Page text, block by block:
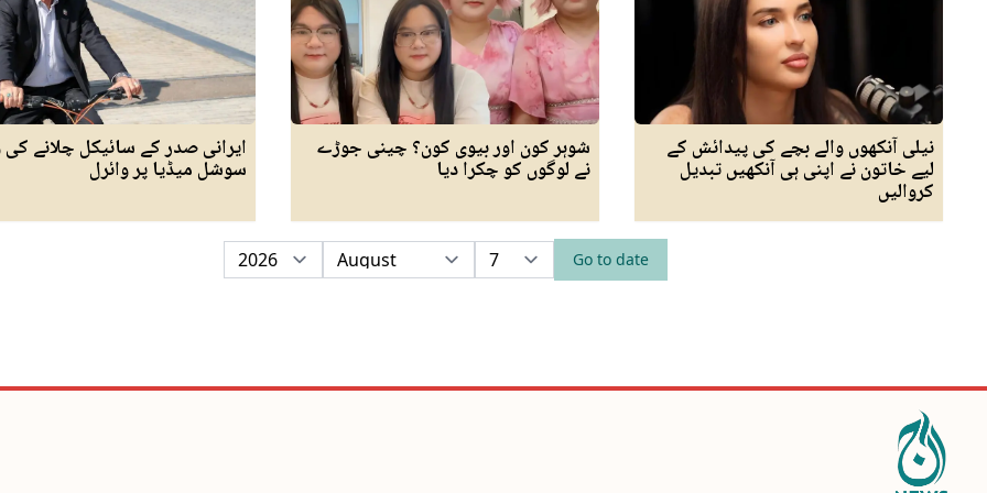
نیلی آنکھوں والے بچے کی پیدائش کے
لیے خاتون نے اپنی ہی آنکھیں تبدیل
کروالیں
شوہر کون اور بیوی کون؟ چینی جوڑے
نے لوگوں کو چکرا دیا
ایرانی صدر کے سائیکل چلانے کی
سوشل میڈیا پر وائرل
Go to date